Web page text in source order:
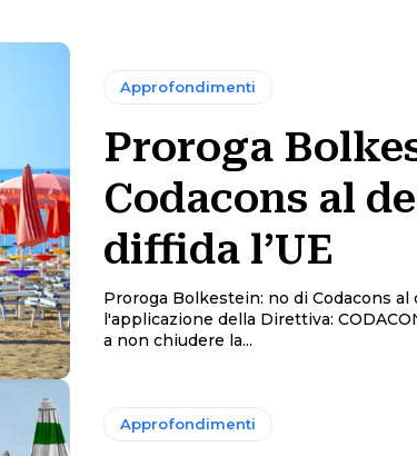
Approfondimenti
Proroga
Codacons al
diffida l’UE
Proroga Bolkestein: no di Codacons
l'applicazione della Direttiva:
a non chiudere la...
Approfondimenti